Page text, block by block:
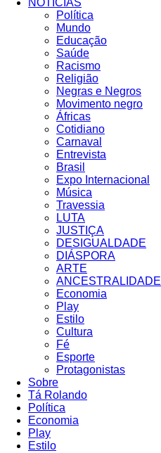
Política
Mundo
Educação
Saúde
Racismo
Religião
Negras e Negros
Movimento negro
Áfricas
Cotidiano
Carnaval
Entrevista
Brasil
Expo Internacional
Música
Travessia
LUTA
JUSTIÇA
DESIGUALDADE
DIÁSPORA
ARTE
ANCESTRALIDADE
Economia
Play
Estilo
Cultura
Fé
Esporte
Protagonistas
Sobre
Tá Rolando
Política
Economia
Play
Estilo